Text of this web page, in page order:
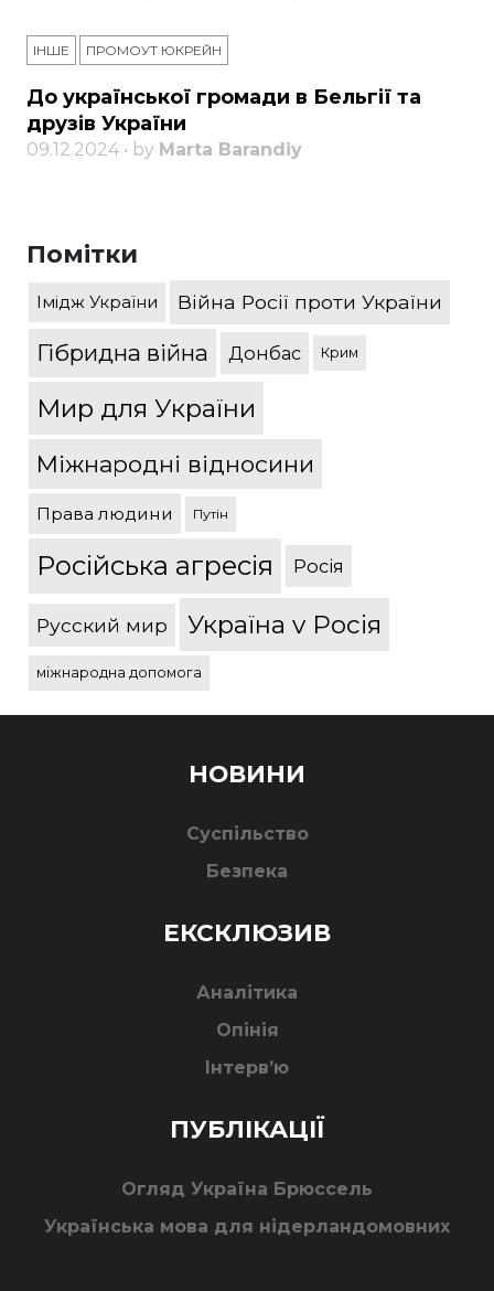
ІНШЕ ПРОМОУТ ЮКРЕЙН
До української громади в Бельгії та
друзів України
09.12.2024 • by Marta Barandiy
Помітки
Імідж України Війна Росії проти України
Гібридна війна Донбас Крим
Мир для України
Міжнародні відносини
Права людини Путін
Російська агресія Росія
Русский мир Україна v Росія
міжнародна допомога
НОВИНИ
Суспільство
Безпека
ЕКСКЛЮЗИВ
Аналітика
Опінія
Інтерв’ю
ПУБЛІКАЦІЇ
Огляд Україна Брюссель
Українська мова для нідерландомовних